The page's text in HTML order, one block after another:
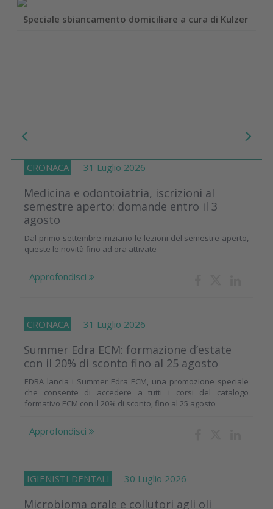
Speciale sbiancamento domiciliare a cura di Kulzer
CRONACA 31 Luglio 2026
Medicina e odontoiatria, iscrizioni al
semestre aperto: domande entro il 3
agosto
Dal primo settembre iniziano le lezioni del semestre aperto,
queste le novità fino ad ora attivate
Approfondisci
CRONACA 31 Luglio 2026
Summer Edra ECM: formazione d’estate
con il 20% di sconto fino al 25 agosto
EDRA lancia i Summer Edra ECM, una promozione speciale
che consente di accedere a tutti i corsi del catalogo
formativo ECM con il 20% di sconto, fino al 25 agosto
Approfondisci
IGIENISTI DENTALI 30 Luglio 2026
Microbioma orale e collutori agli oli